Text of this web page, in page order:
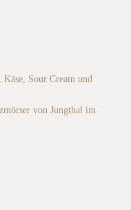
Sour Cream und
von Jungthal im